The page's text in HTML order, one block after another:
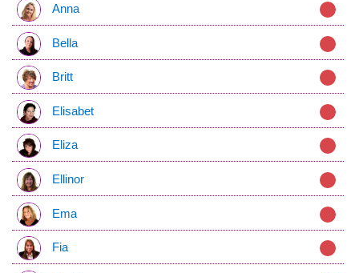
Anna
Bella
Britt
Elisabet
Eliza
Ellinor
Ema
Fia